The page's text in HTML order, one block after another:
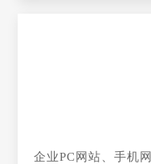
企业PC网站、手机